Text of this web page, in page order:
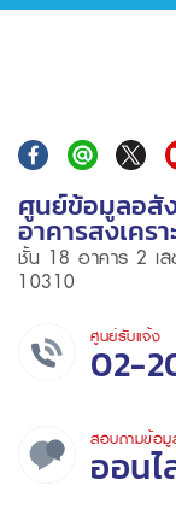
ศูนย์ข้อมูลอสั
อาคารสงเครา
ชั้น 18 อาคาร 2 เ
10310
ศูนย์รับแจ้ง
02-
สอบถามข้อมู
ออน